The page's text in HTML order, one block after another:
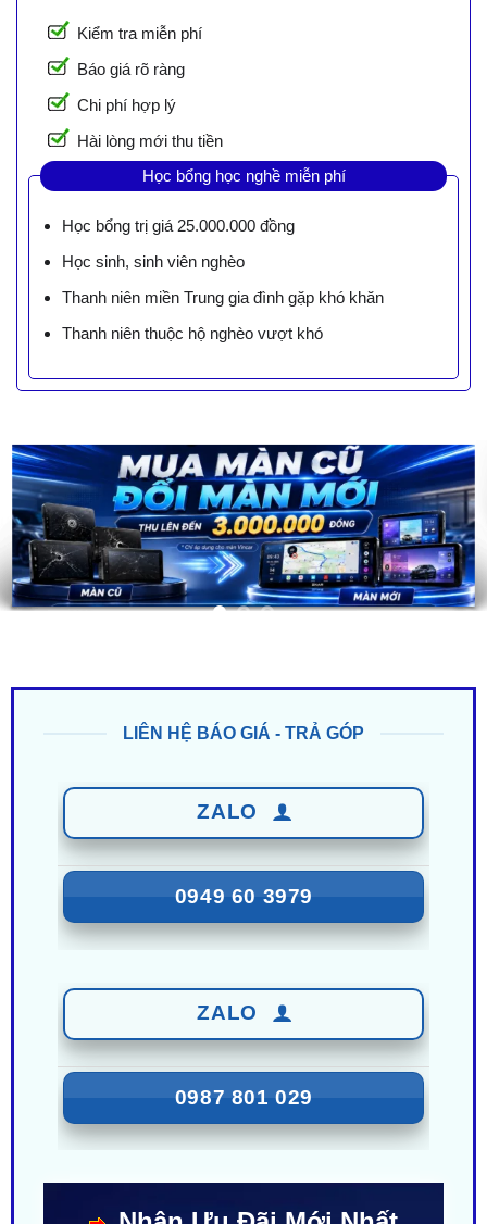
Kiểm tra miễn phí
Báo giá rõ ràng
Chi phí hợp lý
Hài lòng mới thu tiền
Học bổng học nghề miễn phí
Học bổng trị giá 25.000.000 đồng
Học sinh, sinh viên nghèo
Thanh niên miền Trung gia đình gặp khó khăn
Thanh niên thuộc hộ nghèo vượt khó
0949 60 3979
0987 801 029